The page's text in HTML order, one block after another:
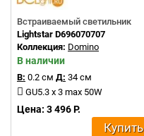
Встраиваемый светильник
Lightstar D696070707
Коллекция: Domino
В наличии
В: 0.2 см Д: 34 см
GU5.3 x 3 max 50W
Цена: 3 496 Р.
Купить